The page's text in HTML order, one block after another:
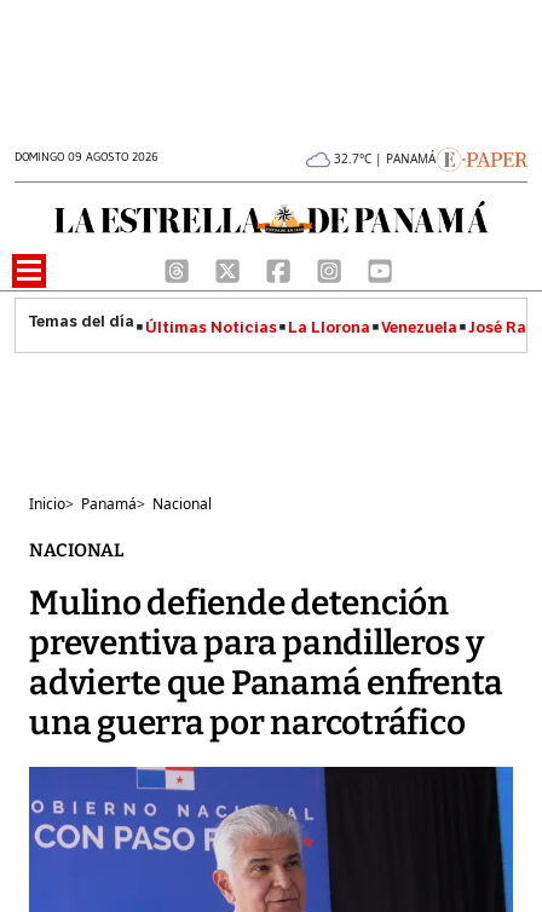
DOMINGO 09 AGOSTO 2026 32.7°C | PANAMÁ
Últimas Noticias La Llorona Venezuela José
Inicio> Panamá> Nacional
NACIONAL
Mulino defiende detención
preventiva para pandilleros y
advierte que Panamá enfrenta
una guerra por narcotráfico